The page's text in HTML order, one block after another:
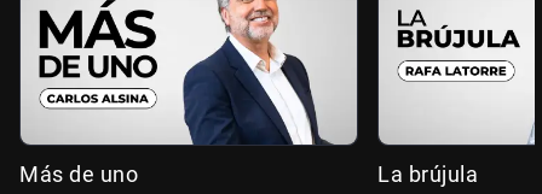
Más de uno La brújula